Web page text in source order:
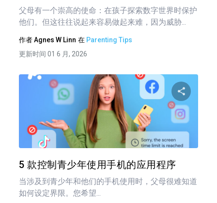
父母有一个崇高的使命：在孩子探索数字世界时保护
他们。但这往往说起来容易做起来难，因为威胁...
作者Agnes W Linn 在 Parenting Tips
更新时间 01 6 月, 2026
5 款控制青少年使用手机的应用程序
当涉及到青少年和他们的手机使用时，父母很难知道
如何设定界限。您希望...